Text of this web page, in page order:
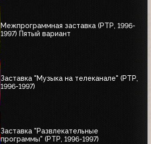
Межпрограммная заставка (РТР, 1996-
1997) Пятый вариант
Заставка "Музыка на телеканале" (РТР,
1996-1997)
Заставка "Развлекательные
программы" (РТР, 1996-1997)